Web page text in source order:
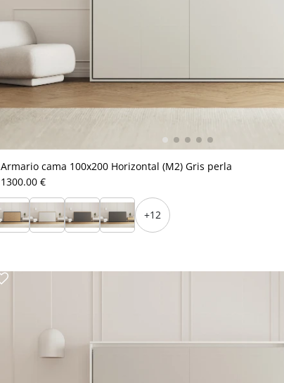
Armario cama 100x200 Horizontal (M2) Gris perla
1300.00 €
+12